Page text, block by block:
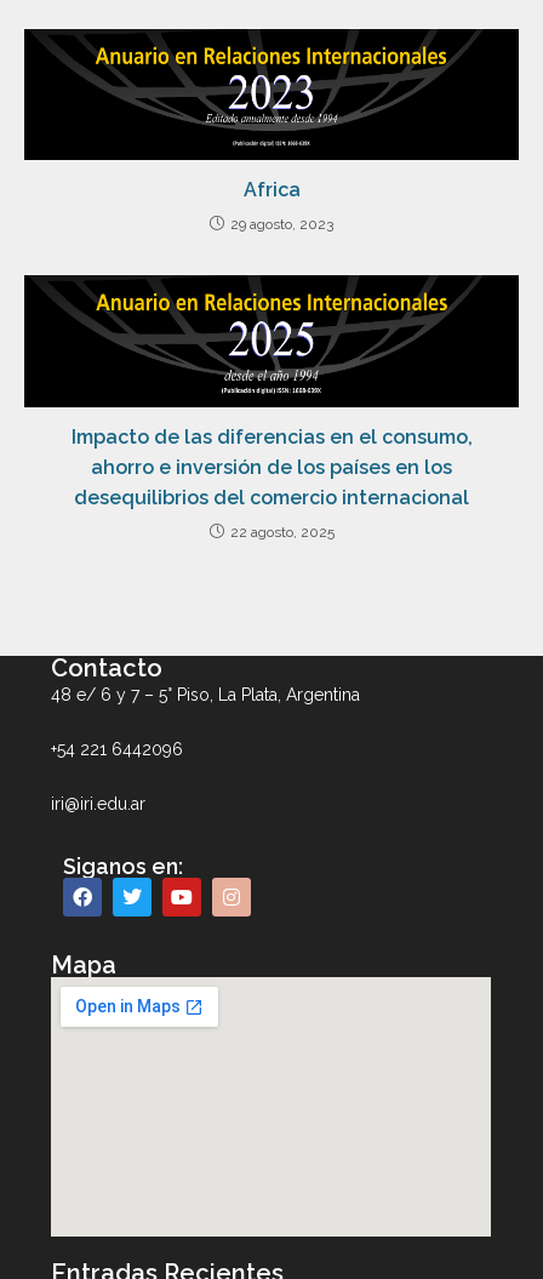
Africa
29 agosto, 2023
Impacto de las diferencias en el consumo,
ahorro e inversión de los países en los
desequilibrios del comercio internacional
22 agosto, 2025
Contacto
48 e/ 6 y 7 – 5° Piso, La Plata, Argentina
+54 221 6442096
iri@iri.edu.ar
Siganos en:
Mapa
Entradas Recientes